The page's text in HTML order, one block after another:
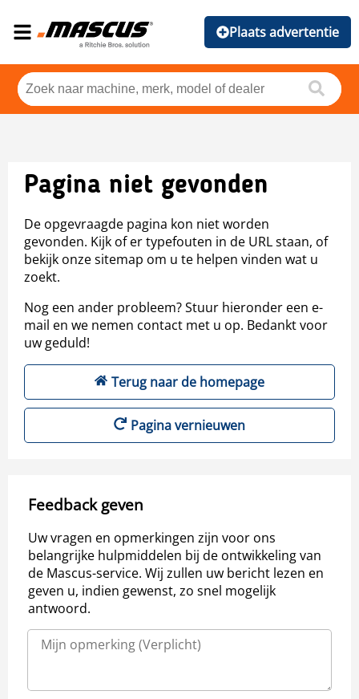
Plaats advertentie
Pagina niet gevonden
De opgevraagde pagina kon niet worden
gevonden. Kijk of er typefouten in de URL staan, of
bekijk onze sitemap om u te helpen vinden wat u
zoekt.
Nog een ander probleem? Stuur hieronder een e-
mail en we nemen contact met u op. Bedankt voor
uw geduld!
Terug naar de homepage
Pagina vernieuwen
Feedback geven
Uw vragen en opmerkingen zijn voor ons
belangrijke hulpmiddelen bij de ontwikkeling van
de Mascus-service. Wij zullen uw bericht lezen en
geven u, indien gewenst, zo snel mogelijk
antwoord.